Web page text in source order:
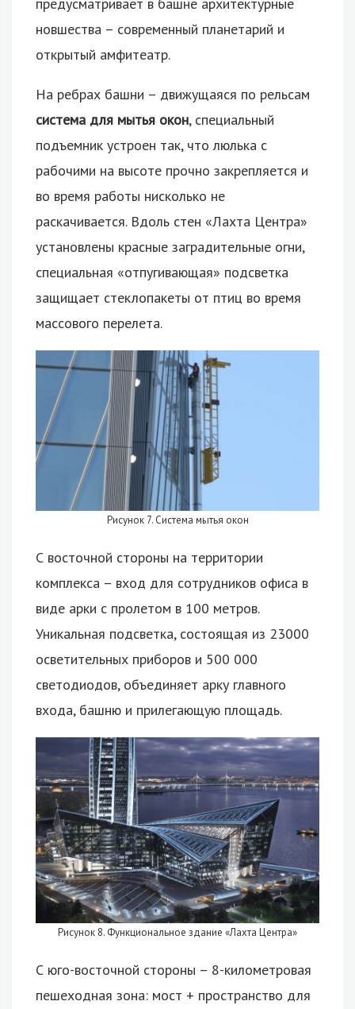
предусматривает в башне архитектурные
новшества – современный планетарий и
открытый амфитеатр.
На ребрах башни – движущаяся по рельсам
система для мытья окон, специальный
подъемник устроен так, что люлька с
рабочими на высоте прочно закрепляется и
во время работы нисколько не
раскачивается. Вдоль стен «Лахта Центра»
установлены красные заградительные огни,
специальная «отпугивающая» подсветка
защищает стеклопакеты от птиц во время
массового перелета.
Рисунок 7. Система мытья окон
С восточной стороны на территории
комплекса – вход для сотрудников офиса в
виде арки с пролетом в 100 метров.
Уникальная подсветка, состоящая из 23000
осветительных приборов и 500 000
светодиодов, объединяет арку главного
входа, башню и прилегающую площадь.
Рисунок 8. Функциональное здание «Лахта Центра»
С юго-восточной стороны – 8-километровая
пешеходная зона: мост + пространство для